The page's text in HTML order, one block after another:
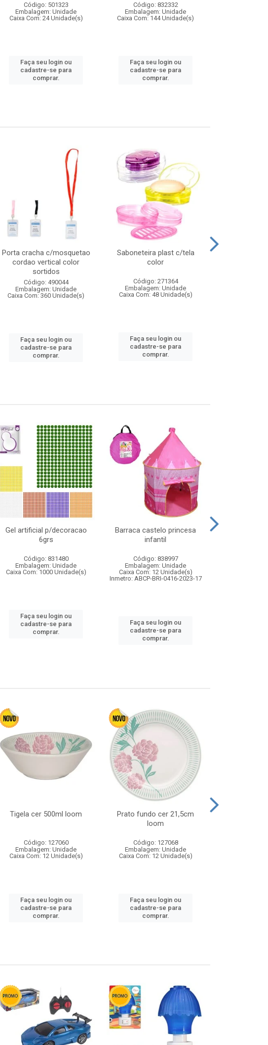
Código: 501323
Embalagem: Unidade
Caixa Com: 24 Unidade(s)
Faça seu login ou
cadastre-se para
comprar.
Código: 832332
Embalagem: Unidade
Caixa Com: 144 Unidade(s)
Faça seu login ou
cadastre-se para
comprar.
Porta cracha c/mosquetao
cordao vertical color
sortidos
Código: 490044
Embalagem: Unidade
Caixa Com: 360 Unidade(s)
Faça seu login ou
cadastre-se para
comprar.
Saboneteira plast c/tela
color
Código: 271364
Embalagem: Unidade
Caixa Com: 48 Unidade(s)
Faça seu login ou
cadastre-se para
comprar.
Gel artificial p/decoracao
6grs
Código: 831480
Embalagem: Unidade
Caixa Com: 1000 Unidade(s)
Faça seu login ou
cadastre-se para
comprar.
Barraca castelo princesa
infantil
Código: 838997
Embalagem: Unidade
Caixa Com: 12 Unidade(s)
Inmetro: ABCP-BRI-0416-2023-17
Faça seu login ou
cadastre-se para
comprar.
Tigela cer 500ml loom
Código: 127060
Embalagem: Unidade
Caixa Com: 12 Unidade(s)
Faça seu login ou
cadastre-se para
comprar.
Prato fundo cer 21,5cm
loom
Código: 127068
Embalagem: Unidade
Caixa Com: 12 Unidade(s)
Faça seu login ou
cadastre-se para
comprar.